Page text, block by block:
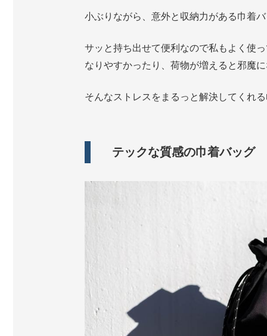
小ぶりながら、意外と収納力がある巾着
サッと持ち出せて便利なので私もよく使
なりやすかったり、荷物が増えると邪魔
そんなストレスをまるっと解決してくれ
テックな質感の巾着バッグ